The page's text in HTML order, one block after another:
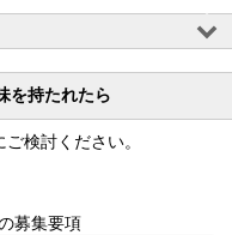
を持たれたら
検討ください。
募集要項